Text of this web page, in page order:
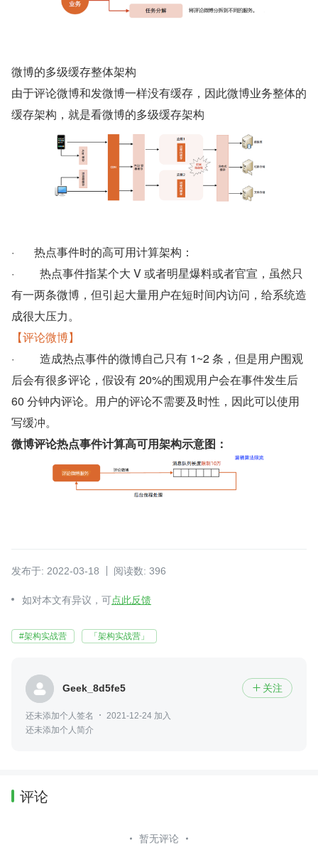
微博的多级缓存整体架构
由于评论微博和发微博一样没有缓存，因此微博业务整体的
缓存架构，就是看微博的多级缓存架构
·       热点事件时的高可用计算架构：
·         热点事件指某个大 V 或者明星爆料或者官宣，虽然只
有一两条微博，但引起大量用户在短时间内访问，给系统造
成很大压力。
【评论微博】
·         造成热点事件的微博自己只有 1~2 条，但是用户围观
后会有很多评论，假设有 20%的围观用户会在事件发生后
60 分钟内评论。用户的评论不需要及时性，因此可以使用
写缓冲。
微博评论热点事件计算高可用架构示意图：
发布于: 2022-03-18 阅读数: 396
如对本文有异议，可点此反馈
#架构实战营 「架构实战营」
Geek_8d5fe5  关注
还未添加个人签名
2021-12-24 加入
还未添加个人简介
评论
暂无评论